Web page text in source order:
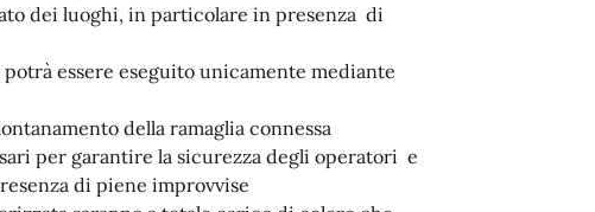
dei luoghi, in particolare in presenza di
essere eseguito unicamente mediante
della ramaglia connessa
per garantire la sicurezza degli operatori e
di piene improvvise